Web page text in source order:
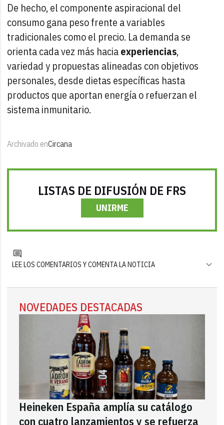
De hecho, el componente aspiracional del
consumo gana peso frente a variables
tradicionales como el precio. La demanda se
orienta cada vez más haciaexperiencias,
variedad y propuestas alineadas con objetivos
personales, desde dietas específicas hasta
productos que aportan energía o refuerzan el
sistema inmunitario.
Archivado enCircana
LISTAS DE DIFUSIÓN DE FRS
UNIRME
LEE LOS COMENTARIOS Y COMENTA LA NOTICIA
NOVEDADES DESTACADAS
Heineken España amplía su catálogo
con cuatro lanzamientos y se refuerza